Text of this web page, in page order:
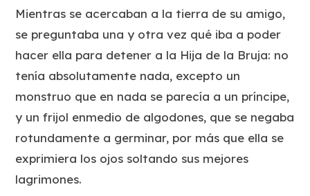
Mientras se acercaban a la tierra de su amigo,
se preguntaba una y otra vez qué iba a poder
hacer ella para detener a la Hija de la Bruja: no
tenía absolutamente nada, excepto un
monstruo que en nada se parecía a un príncipe,
y un frijol enmedio de algodones, que se negaba
rotundamente a germinar, por más que ella se
exprimiera los ojos soltando sus mejores
lagrimones.